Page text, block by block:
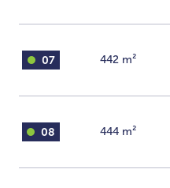
07 442 m²
08 444 m²